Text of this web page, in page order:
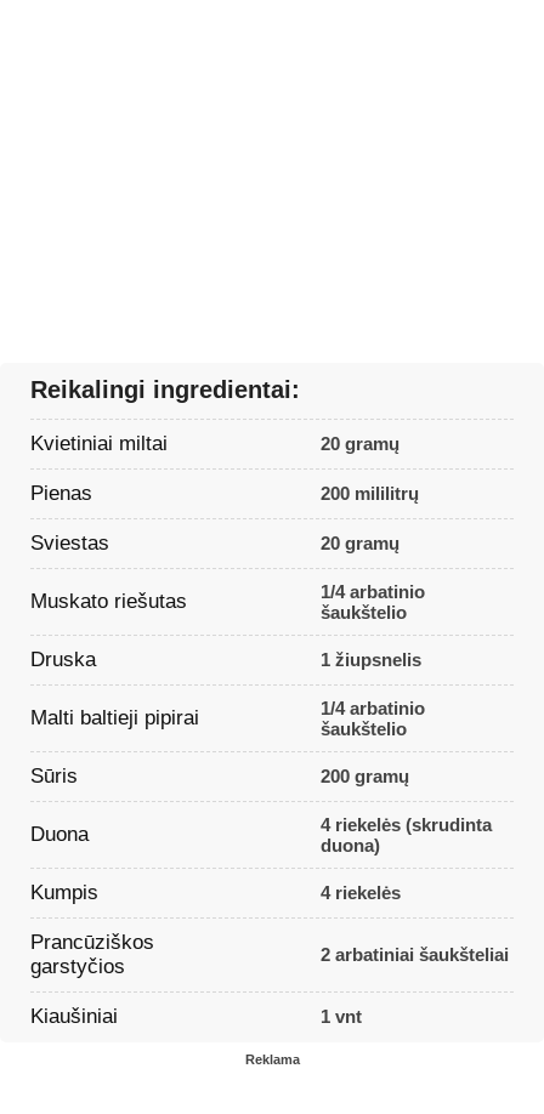
Reikalingi ingredientai:
Kvietiniai miltai 20 gramų
Pienas 200 mililitrų
Sviestas 20 gramų
Muskato riešutas
1/4 arbatinio
šaukštelio
Druska 1 žiupsnelis
Malti baltieji pipirai
1/4 arbatinio
šaukštelio
Sūris 200 gramų
Duona
4 riekelės (skrudinta
duona)
Kumpis 4 riekelės
Prancūziškos
garstyčios
2 arbatiniai šaukšteliai
Kiaušiniai 1 vnt
Reklama